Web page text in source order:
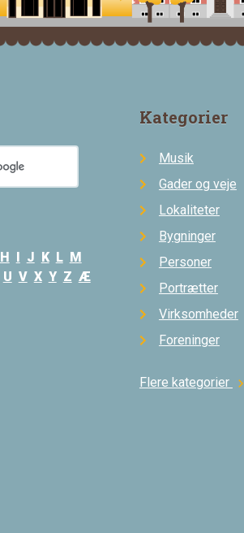
H I J K L M
U V X Y Z Æ
Kategorier
Musik
Gader og veje
Lokaliteter
Bygninger
Personer
Portrætter
Virksomheder
Foreninger
Flere kategorier chevron_right